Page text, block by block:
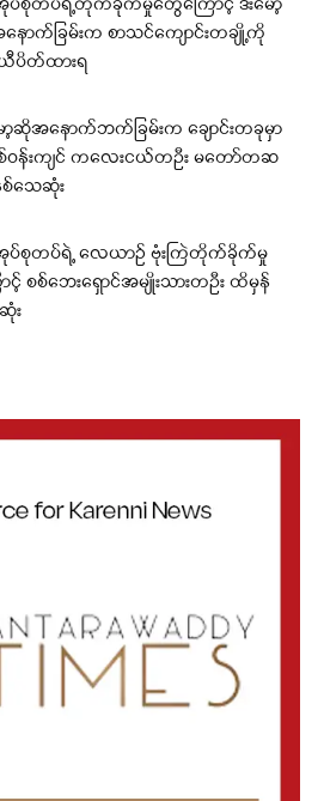
ပ်စုတပ်ရဲ့တိုက်ခိုက်မှုတွေကြောင့် ဒီးမော့
ောက်ခြမ်းက စာသင်ကျောင်းတချို့ကို
ပိတ်ထားရ
ာ့ဆိုအနောက်ဘက်ခြမ်းက ချောင်းတခုမှာ
ဝန်းကျင် ကလေးငယ်တဦး မတော်တဆ
စ်သေဆုံး
ပ်စုတပ်ရဲ့ လေယာဉ် ဗုံးကြဲတိုက်ခိုက်မှု
င့် စစ်ဘေးရှောင်အမျိုးသားတဦး ထိမှန်
း